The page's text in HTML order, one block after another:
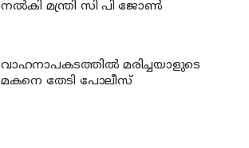
നല്‍കി മന്ത്രി സി പി ജോണ്‍
വാഹനാപകടത്തില്‍ മരിച്ചയാളുടെ
മകനെ തേടി പോലീസ്